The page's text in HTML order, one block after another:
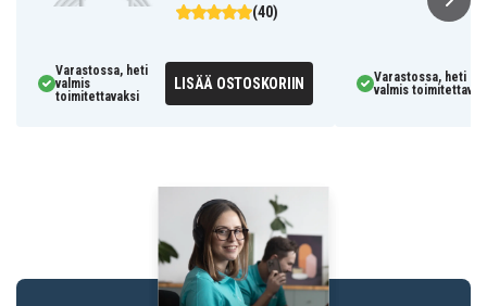
(40)
Varastossa, heti
valmis
toimitettavaksi
LISÄÄ OSTOSKORIIN
Varastossa, heti
valmis